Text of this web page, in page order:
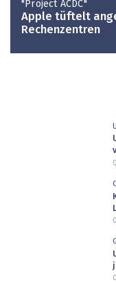
"Project ACDC"
Apple tüftelt
Rechenzentren